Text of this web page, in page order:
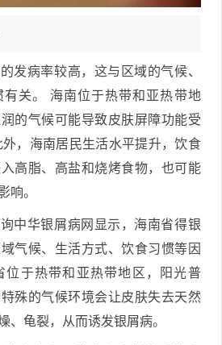
发病率较高，这与区域的气候、
有关。 海南位于热带和亚热带地
的气候可能导致皮肤屏障功能受
，海南居民生活水平提升，饮食
高脂、高盐和烧烤食物，也可能
响。
中华银屑病网显示，海南省得银
气候、生活方式、饮食习惯等因
位于热带和亚热带地区，阳光普
殊的气候环境会让皮肤失去天然
、龟裂，从而诱发银屑病。